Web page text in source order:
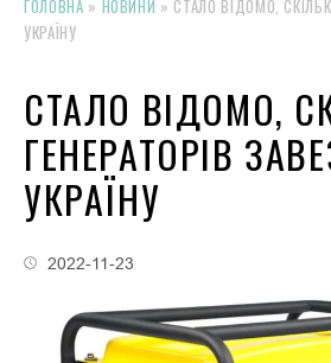
ГОЛОВНА » НОВИНИ » СТАЛО ВІДОМО,
УКРАЇНУ
СТАЛО ВІДОМО,
ГЕНЕРАТОРІВ
УКРАЇНУ
2022-11-23